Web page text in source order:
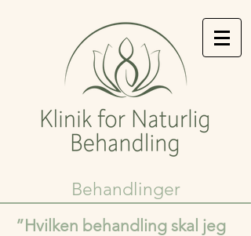
Behandlinger
”Hvilken behandling skal jeg